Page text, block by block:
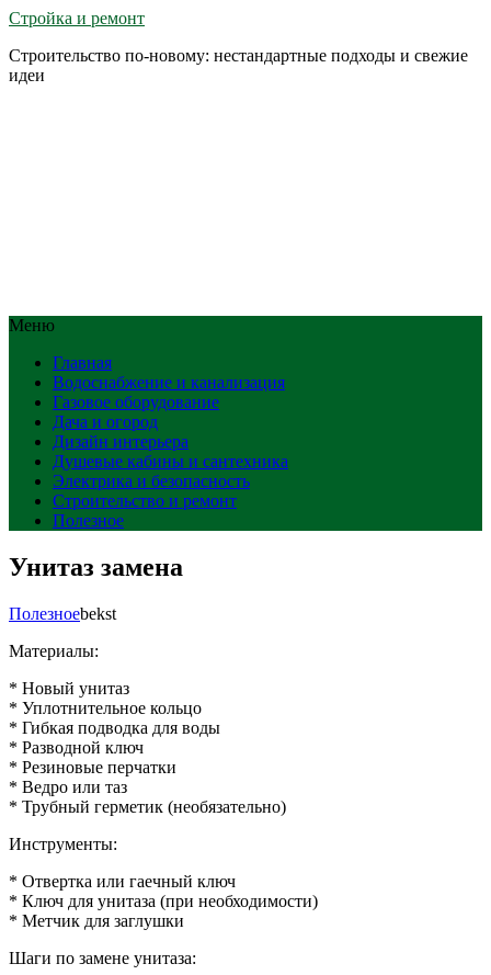
Стройка и ремонт
Строительство по-новому: нестандартные подходы и свежие
идеи
Меню
Главная
Водоснабжение и канализация
Газовое оборудование
Дача и огород
Дизайн интерьера
Душевые кабины и сантехника
Электрика и безопасность
Строительство и ремонт
Полезное
Унитаз замена
Полезноеbekst
Материалы:
* Новый унитаз
* Уплотнительное кольцо
* Гибкая подводка для воды
* Разводной ключ
* Резиновые перчатки
* Ведро или таз
* Трубный герметик (необязательно)
Инструменты:
* Отвертка или гаечный ключ
* Ключ для унитаза (при необходимости)
* Метчик для заглушки
Шаги по замене унитаза: